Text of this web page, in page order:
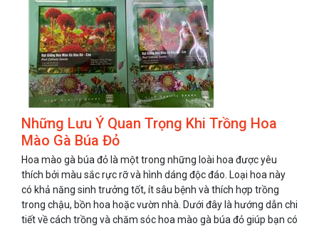
Những Lưu Ý Quan Trọng Khi Trồng Hoa
Mào Gà Búa Đỏ
Hoa mào gà búa đỏ là một trong những loài hoa được yêu
thích bởi màu sắc rực rỡ và hình dáng độc đáo. Loại hoa này
có khả năng sinh trưởng tốt, ít sâu bệnh và thích hợp trồng
trong chậu, bồn hoa hoặc vườn nhà. Dưới đây là hướng dẫn chi
tiết về cách trồng và chăm sóc hoa mào gà búa đỏ giúp bạn có